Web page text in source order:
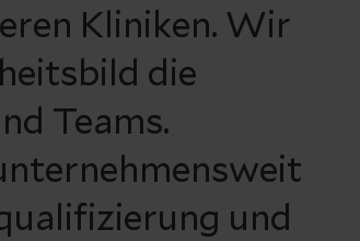
Kliniken. Wir
die
Teams.
und